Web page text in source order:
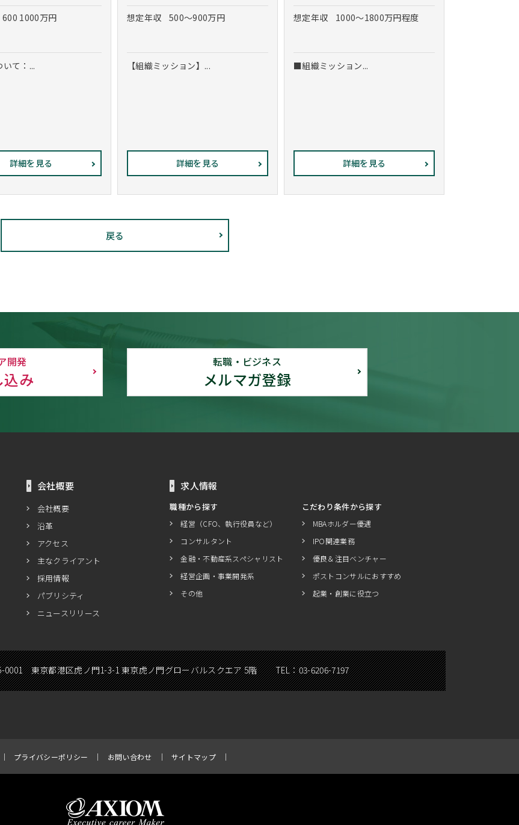
600 1000万円
て：...
詳細を見る
想定年収 500～900万円
【組織ミッション】...
詳細を見る
想定年収
1000～1800万円程度
■組織ミッション...
詳細を見る
戻る
開発
み
転職・ビジネス
メルマガ登録
会社概要
会社概要
沿革
アクセス
主なクライアント
採用情報
パブリシティ
ニュースリリース
求人情報
職種から探す
経営（CFO、執行役員など）
コンサルタント
金融・不動産系スペシャリスト
経営企画・事業開発系
その他
こだわり条件から探す
MBAホルダー優遇
IPO関連業務
優良＆注目ベンチャー
ポストコンサルにおすすめ
起業・創業に役立つ
0001 東京都港区虎ノ門1-3-1 東京虎ノ門グローバルスクエア 5階 TEL：03-6206-7197
プライバシーポリシー お問い合わせ サイトマップ